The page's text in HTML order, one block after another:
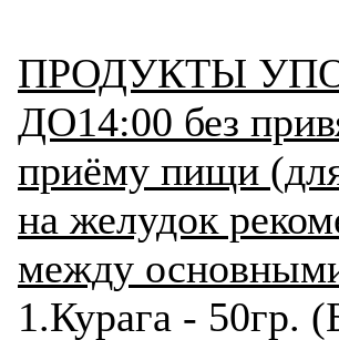
ПРОДУКТЫ
ДО14:00 без
приёму пищи
на желудок
между
1.Курага - 50гр.